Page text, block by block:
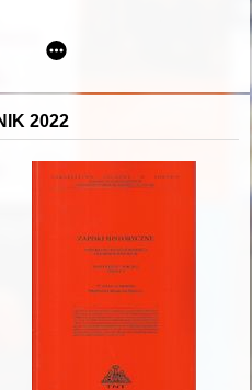
diecezji katowickiej w latach
2022